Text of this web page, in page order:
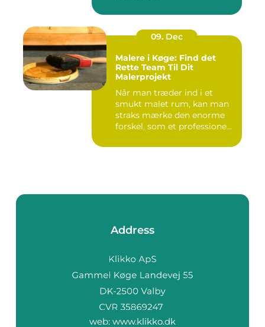
09. Dec
Malere i Køge: Find det
Rette Team Til Dit
Malerprojekt
Når man træder ind i et
smukt malet rum, kan man
straks mærke den enorme
forskel, som et professione...
Address
web: www.klikko.dk